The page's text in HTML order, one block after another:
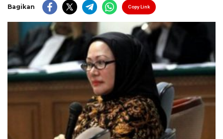
Bagikan Copy Link